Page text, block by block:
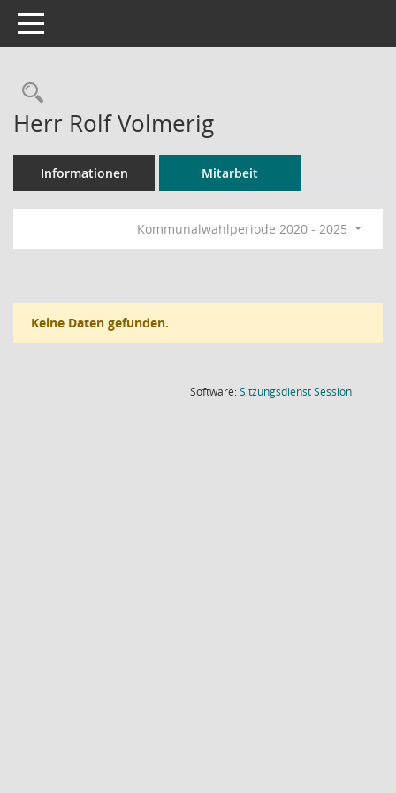
Toggle navigation
Rechercheauswahl
Herr Rolf Volmerig
Informationen Mitarbeit
Kommunalwahlperiode 2020 - 2025
Keine Daten gefunden.
Software:SitzungsdienstSession(Wird in